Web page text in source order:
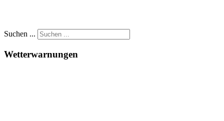
Suchen ...
Wetterwarnungen